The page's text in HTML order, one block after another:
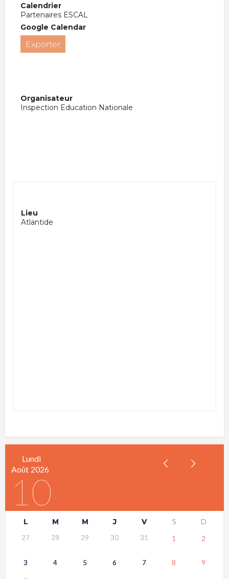
Calendrier
Partenaires ESCAL
Google Calendar
Exporter
Organisateur
Inspection Education Nationale
Lieu
Atlantide
Lundi
Août 2026
10
L M M J V S D
27 28 29 30 31 1 2
3 4 5 6 7 8 9